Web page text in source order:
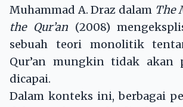
Muhammad A. Draz dalam The
the Qur’an (2008)
sebuah teori monolitik
Qur’an mungkin tidak akan
dicapai.
Dalam konteks ini, berbagai